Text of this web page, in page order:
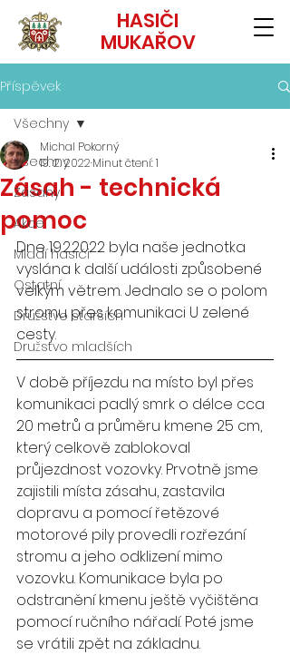
HASIČI
MUKAŘOV
Příspěvek
Všechny
Zásahy
Akce
Mladí hasiči
Ostatní
Družstvo starších
Družstvo mladších
Všechny
Zásah - technická
pomoc
Michal Pokorný
19. 2. 2022 Minut čtení: 1
Dne 19.2.2022 byla naše jednotka
vyslána k další události způsobené
velkým větrem. Jednalo se o polom
stromu přes komunikaci U zelené
cesty.
V době příjezdu na místo byl přes
komunikaci padlý smrk o délce cca
20 metrů a průměru kmene 25 cm,
který celkově zablokoval
průjezdnost vozovky. Prvotně jsme
zajistili místa zásahu, zastavila
dopravu a pomocí řetězové
motorové pily provedli rozřezání
stromu a jeho odklizení mimo
vozovku. Komunikace byla po
odstranění kmenu ještě vyčištěna
pomocí ručního nářadí. Poté jsme
se vrátili zpět na základnu.